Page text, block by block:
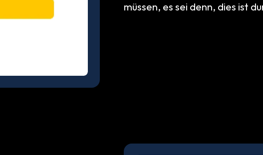
müssen, es sei denn, dies ist